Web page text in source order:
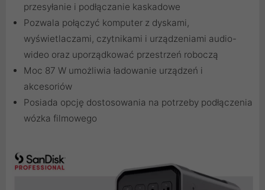
przesyłanie i podłączanie kaskadowe
Pozwala połączyć komputer z dyskami,
wyświetlaczami, czytnikami i urządzeniami audio-
wideo oraz uporządkować przestrzeń roboczą
Moc 87 W umożliwia ładowanie urządzeń i
akcesoriów
Posiada opcję dostosowania na potrzeby podłączenia
wózka filmowego